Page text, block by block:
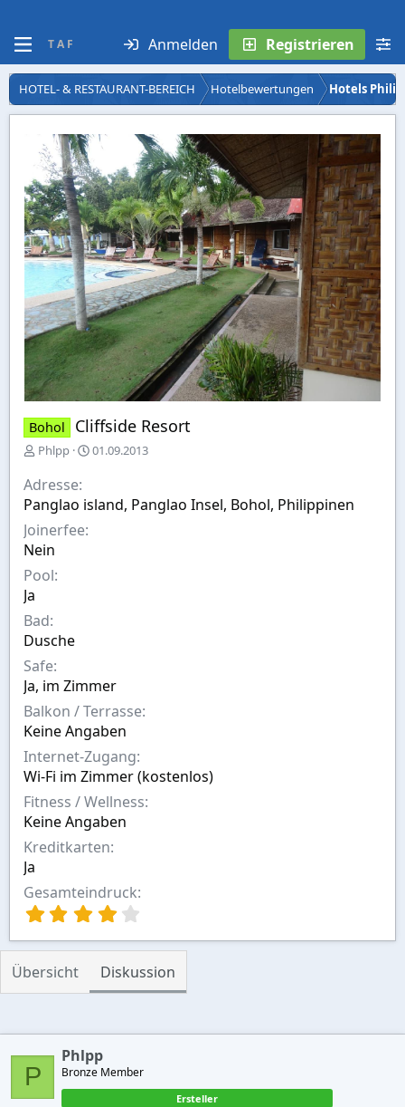
T A F Anmelden Registrieren
HOTEL- & RESTAURANT-BEREICH Hotelbewertungen Hotels
Bohol Cliffside Resort
E
s
t
e
l
l
r
Phlpp
E
t
e
01.09.2013
Adresse
Panglao island, Panglao Insel, Bohol, Philippinen
Joinerfee
Nein
Pool
Ja
Bad
Dusche
Safe
Ja, im Zimmer
Balkon / Terrasse
Keine Angaben
Internet-Zugang
Wi-Fi im Zimmer (kostenlos)
Fitness / Wellness
Keine Angaben
Kreditkarten
Ja
Gesamteindruck
0
0
S
t
r
(
e
Übersicht Diskussion
P
Phlpp
Bronze Member
Ersteller